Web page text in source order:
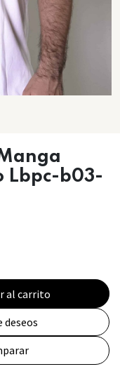
Lbpc-b03-
al carrito
deseos